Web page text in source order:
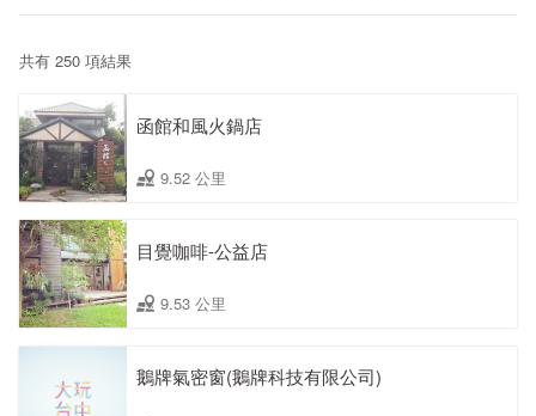
共有 250 項結果
函館和風火鍋店
9.52 公里
目覺咖啡-公益店
9.53 公里
鵝牌氣密窗(鵝牌科技有限公司)